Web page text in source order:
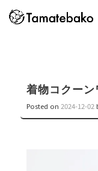
着物コクーン
Posted on 2024-12-02